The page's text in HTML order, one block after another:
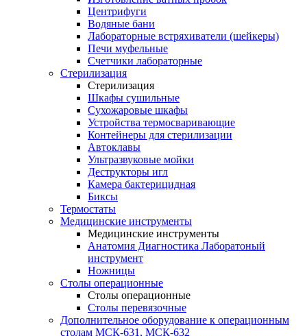
Центрифуги
Водяные бани
Лабораторные встряхиватели (шейкеры)
Печи муфельные
Счетчики лабораторные
Стерилизация
Стерилизация
Шкафы сушильные
Сухожаровые шкафы
Устройства термосваривающие
Контейнеры для стерилизации
Автоклавы
Ультразвуковые мойки
Деструкторы игл
Камера бактерицидная
Биксы
Термостаты
Медицинские инструменты
Медицинские инструменты
Анатомия Диагностика Лаборатоный
инструмент
Ножницы
Столы операционные
Столы операционные
Столы перевязочные
Дополнительное оборудование к операционным
столам МСК-631, МСК-632